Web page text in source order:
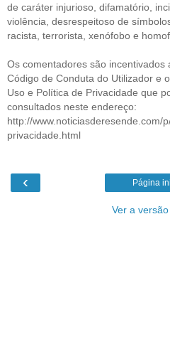
de caráter injurioso, difamatório,
violência, desrespeitoso de
racista, terrorista, xenófobo e
Os comentadores são incentivados
Código de Conduta do Utilizador e
Uso e Política de Privacidade que
consultados neste endereço:
http://www.noticiasderesende.com/
privacidade.html
‹ Página
Ver a